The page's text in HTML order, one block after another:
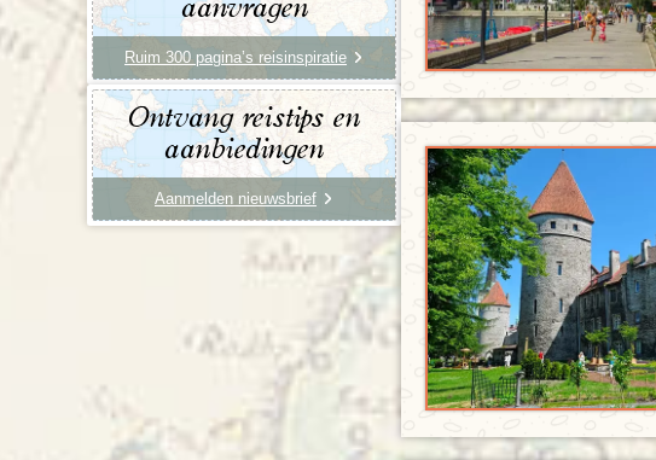
aanvragen
Ruim 300 pagina’s reisinspiratie
Ontvang reistips en
aanbiedingen
Aanmelden nieuwsbrief